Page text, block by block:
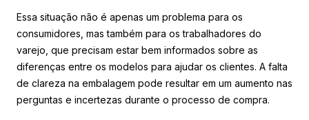
Essa situação não é apenas um problema para os
consumidores, mas também para os trabalhadores do
varejo, que precisam estar bem informados sobre as
diferenças entre os modelos para ajudar os clientes. A falta
de clareza na embalagem pode resultar em um aumento nas
perguntas e incertezas durante o processo de compra.